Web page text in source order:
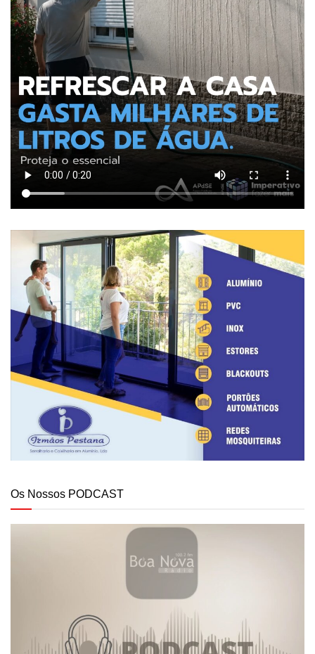
Os Nossos PODCAST